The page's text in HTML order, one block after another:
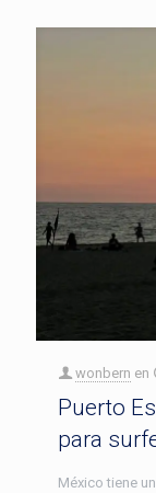
wonbern en
Puerto
para
México tiene